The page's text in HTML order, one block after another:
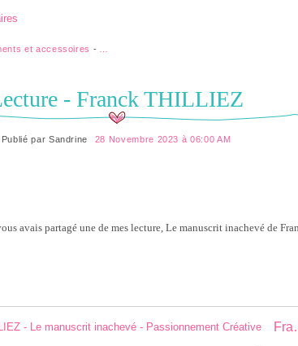
et accessoires -
- Franck THILLIEZ
Publié par Sandrine 28 Novembre 2023 à 06:00 AM
avais partagé une de mes lecture, Le manuscrit inachevé de
Franck